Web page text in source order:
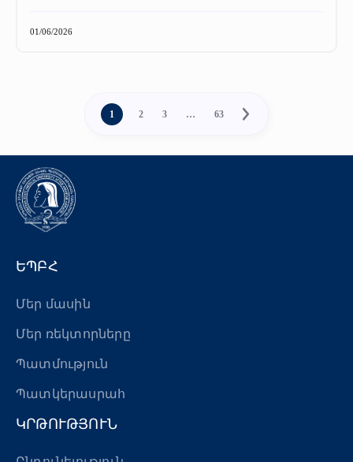
01/06/2026
1 2 3 … 63
ԵՊԲՀ
Մեր մասին
Մեր ռեկտորները
Պատմություն
Պատկերասրահ
ԿՐԹՈՒԹՅՈՒՆ